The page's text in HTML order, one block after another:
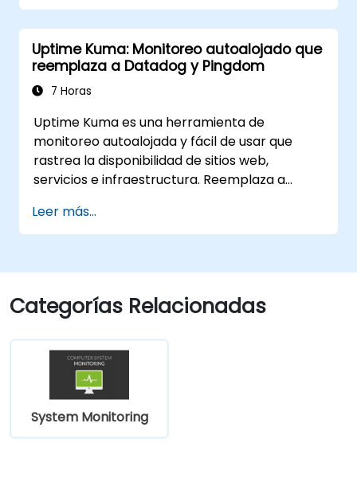
Uptime Kuma: Monitoreo autoalojado que
reemplaza a Datadog y Pingdom
7 Horas
Uptime Kuma es una herramienta de
monitoreo autoalojada y fácil de usar que
rastrea la disponibilidad de sitios web,
servicios e infraestructura. Reemplaza a
para equipos que desean tener los datos de
monitoreo bajo su propio control. Esta
presencial) está dirigida a ingenieros SRE y
DevOps de nivel principiante a intermedio que
deseen utilizar Uptime Kuma para sustituir el
una plataforma autoalojada de seguimiento
de estado soberana.
Leer más...
Categorías Relacionadas
System Monitoring